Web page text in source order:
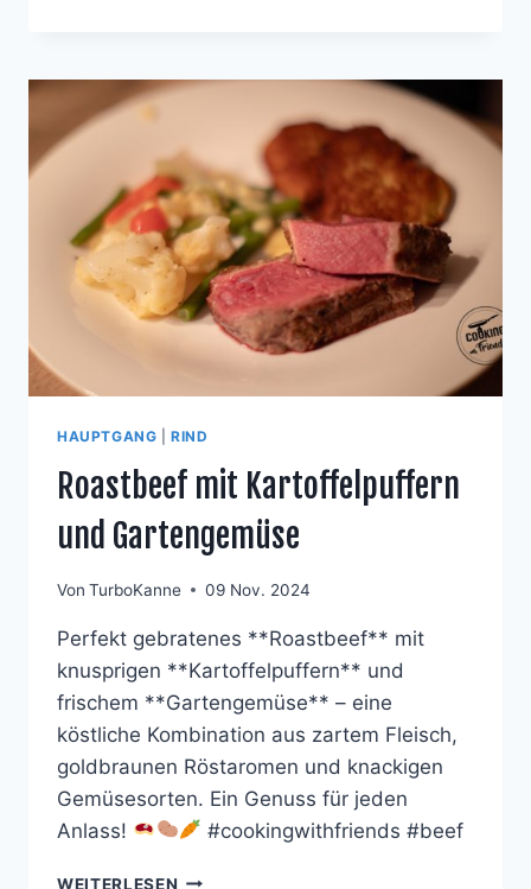
|
HAUPTGANG |RIND
Roastbeef mit Kartoffelpuffern
und Gartengemüse
Von TurboKanne 09 Nov. 2024
Perfekt gebratenes **Roastbeef** mit
knusprigen **Kartoffelpuffern** und
frischem **Gartengemüse** – eine
köstliche Kombination aus zartem Fleisch,
goldbraunen Röstaromen und knackigen
Gemüsesorten. Ein Genuss für jeden
Anlass!
#cookingwithfriends #beef
WEITERLESEN ROASTBEEF